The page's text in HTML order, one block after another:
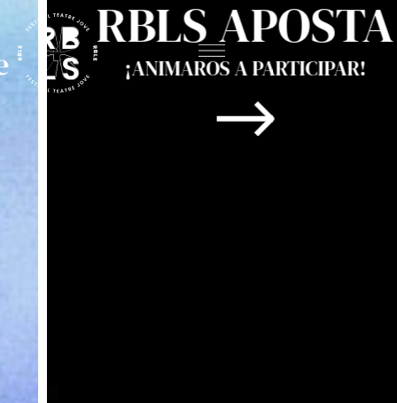
RBLS APOSTA
¡ANIMAROS A PARTICIPAR!